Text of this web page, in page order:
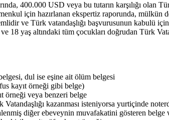
400.000 USD veya bu tutarın karşılığı olan
için hazırlanan ekspertiz raporunda, mülkün
ve Türk vatandaşlığı başvurusunun kabulü
18 yaş altındaki tüm çocukları doğrudan Türk
dul ise eşine ait ölüm belgesi
kayıt örneği gibi belge)
örneği veya benzeri belge
kazanması isteniyorsa yurtiçinde
diğer ebeveynin muvafakatini gösteren